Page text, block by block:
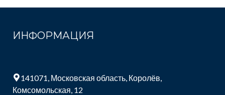
ИНФОРМАЦИЯ
141071, Московская область, Королёв,
Комсомольская, 12